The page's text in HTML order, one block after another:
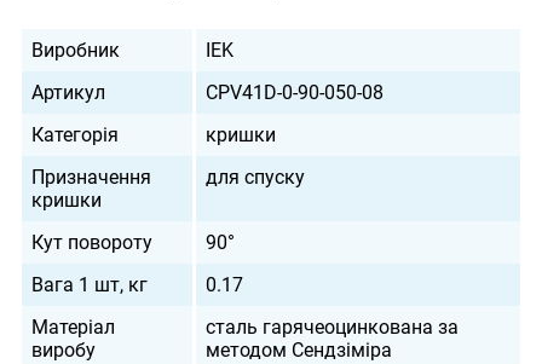
Виробник
IEK
Артикул
CPV41D-0-90-050-08
Категорія
кришки
Призначення
кришки
для спуску
Кут повороту
90°
Вага 1 шт, кг
0.17
Матеріал
виробу
сталь гарячеоцинкована за
методом Сендзіміра